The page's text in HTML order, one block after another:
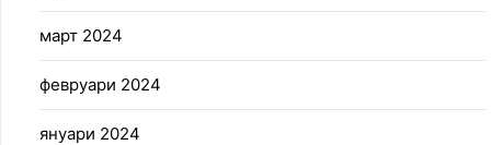
март 2024
февруари 2024
януари 2024